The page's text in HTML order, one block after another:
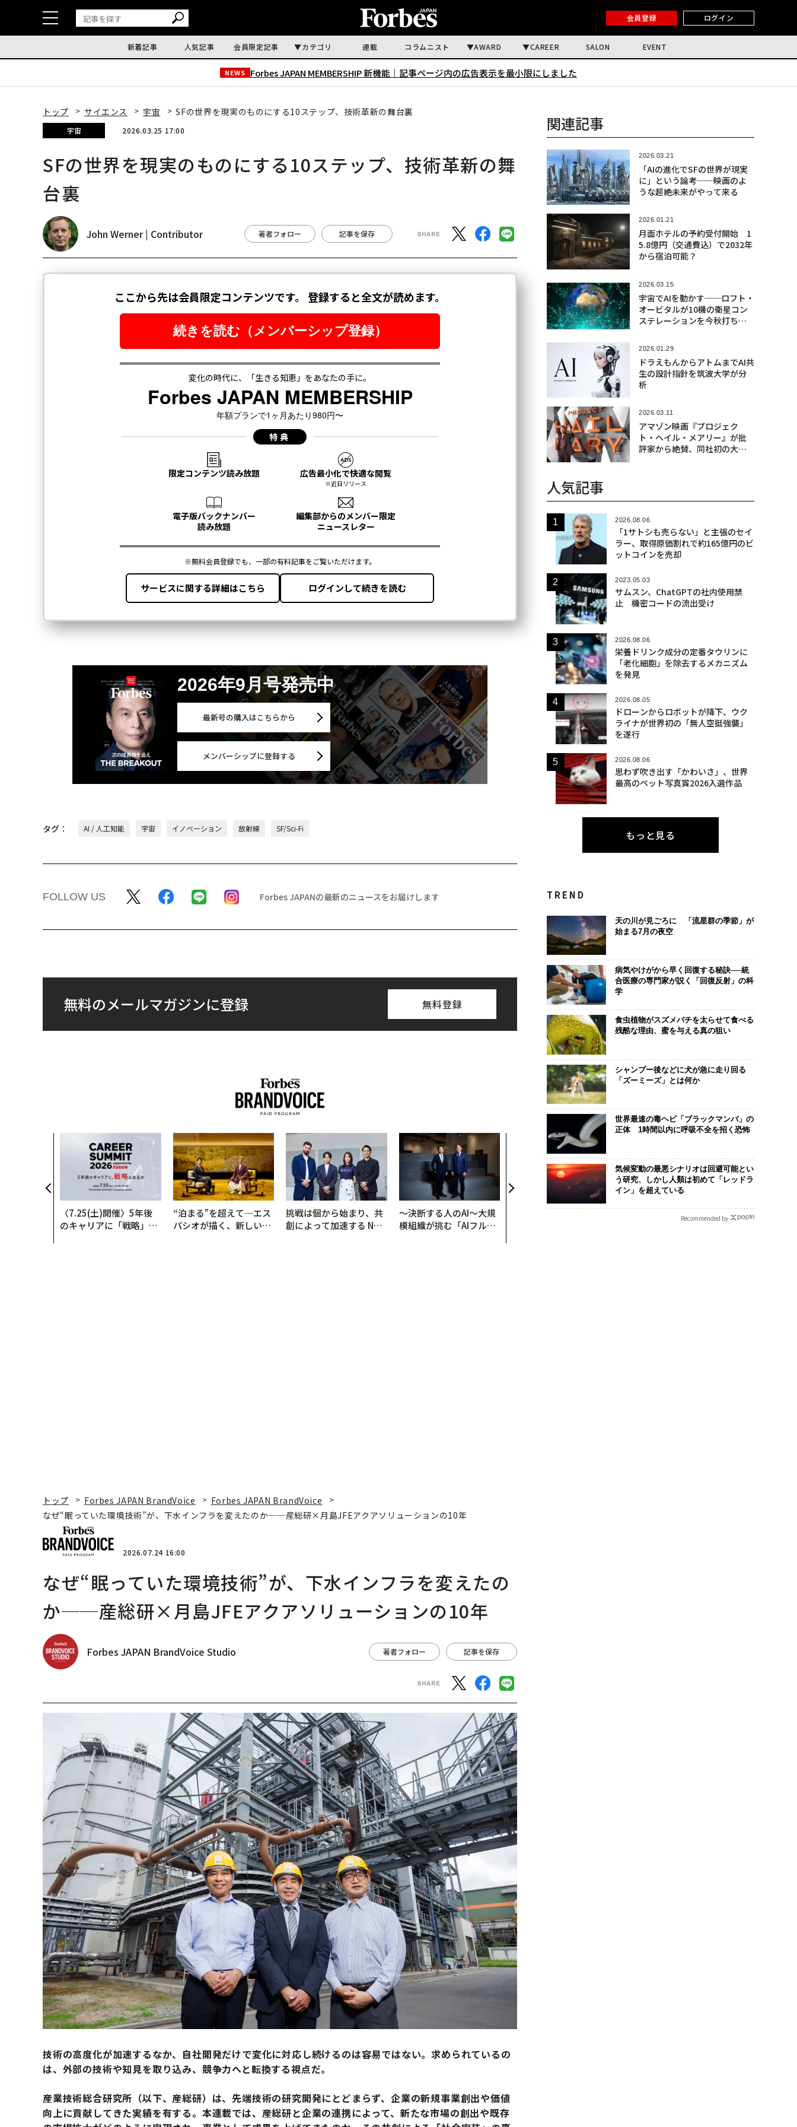
会員登録 ログイン
新着記事 人気記事 会員限定記事 カテゴリ 連載 コラムニスト AWARD CAREER SALON EVENT
NEWS Forbes JAPAN MEMBERSHIP 新機能｜ 記事ページ内の広告表示を最小限にしました
トップ サイエンス 宇宙 SFの世界を現実のものにする10ステップ、技術革新の舞台裏
宇宙 2026.03.25 17:00
SFの世界を現実のものにする10ステップ、技術革新の舞
台裏
John Werner | Contributor 著者フォロー 記事を保存
2026年9月号発売中
最新号の購入はこちらから
メンバーシップに登録する
タグ： AI / 人工知能 宇宙 イノベーション 放射線 SF/Sci-Fi
FOLLOW US Forbes JAPANの最新のニュースをお届けします
無料のメールマガジンに登録 無料登録
〈7.25(土)開催〉5年後
のキャリアに「戦略」は
“泊まる”を超えて─エス
パシオが描く、新しい日
挑戦は個から始まり、共
創によって加速する NOR
〜決断する人のAI〜大規
模組織が挑む「AIフル実
なぜ“眠っていた環境技
術”が、下水インフラを
変えたのか──産総研×
月島JFEアクアソリュー
創業360年ＹＵＡＳＡと
カクシンCEO田尻望が語
る、AIを超える人の価値
なく顧客体
Spot Japan
ow Better」
関連記事
2026.03.21
「AIの進化でSFの世界が現実
に」という論考──映画のよ
うな超絶未来がやって来る
2026.01.21
月面ホテルの予約受付開始 1
5.8億円（交通費込）で2032年
から宿泊可能？
2026.03.15
宇宙でAIを動かす──ロフト・
オービタルが10機の衛星コン
ステレーションを今秋打ち上
2026.01.29
ドラえもんからアトムまでAI共
生の設計指針を筑波大学が分
析
2026.03.11
アマゾン映画『プロジェク
ト・ヘイル・メアリー』が批
評家から絶賛、同社初の大ヒ
人気記事
2026.08.06
「1サトシも売らない」と主張のセイ
ラー、取得原価割れで約165億円のビ
ットコインを売却
2023.05.03
サムスン、ChatGPTの社内使用禁
止 機密コードの流出受け
2026.08.06
栄養ドリンク成分の定番タウリンに
「老化細胞」を除去するメカニズム
を発見
2026.08.05
ドローンからロボットが降下、ウク
ライナが世界初の「無人空挺強襲」
を遂行
2026.08.06
思わず吹き出す「かわいさ」、世界
最高のペット写真賞2026入選作品
もっと見る
TREND
天の川が見ごろに 「流星群の季節」が
始まる7月の夜空
病気やけがから早く回復する秘訣──統
合医療の専門家が説く「回復反射」の科
学
食虫植物がスズメバチを太らせて食べる
残酷な理由、蜜を与える真の狙い
シャンプー後などに犬が急に走り回る
「ズーミーズ」とは何か
世界最速の毒ヘビ「ブラックマンバ」の
正体 1時間以内に呼吸不全を招く恐怖
気候変動の最悪シナリオは回避可能とい
う研究、しかし人類は初めて「レッドラ
イン」を超えている
Recommended by
トップ Forbes JAPAN BrandVoice
Forbes JAPAN BrandVoice
なぜ“眠っていた環境技術”が、下水インフラを変えたのか──産総研×月島JFEアクアソリューションの10年
2026.07.24 16:00
なぜ“眠っていた環境技術”が、下水インフラを変えたの
か──産総研×月島JFEアクアソリューションの10年
Forbes JAPAN BrandVoice Studio 著者フォロー 記事を保存
技術の高度化が加速するなか、自社開発だけで変化に対応し続けるのは容易ではない。求められているの
は、外部の技術や知見を取り込み、競争力へと転換する視点だ。
産業技術総合研究所（以下、産総研）は、先端技術の研究開発にとどまらず、企業の新規事業創出や価値
向上に貢献してきた実績を有する。本連載では、産総研と企業の連携によって、新たな市場の創出や既存